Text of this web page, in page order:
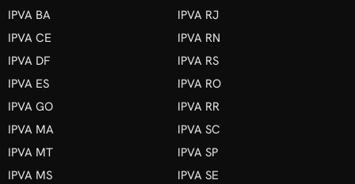
IPVA BA
IPVA CE
IPVA DF
IPVA ES
IPVA GO
IPVA MA
IPVA MT
IPVA MS
IPVA RJ
IPVA RN
IPVA RS
IPVA RO
IPVA RR
IPVA SC
IPVA SP
IPVA SE